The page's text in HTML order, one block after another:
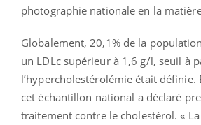
photographie nationale en la
Globalement, 20,1% de la
un LDLc supérieur à 1,6 g/l, seuil à
l’hypercholestérolémie était définie.
cet échantillon national a déclaré
traitement contre le cholestérol. «